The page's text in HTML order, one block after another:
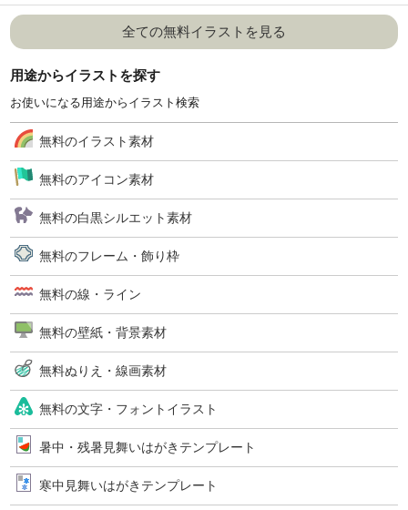
全ての無料イラストを見る
用途からイラストを探す
お使いになる用途からイラスト検索
無料のイラスト素材
無料のアイコン素材
無料の白黒シルエット素材
無料のフレーム・飾り枠
無料の線・ライン
無料の壁紙・背景素材
無料ぬりえ・線画素材
無料の文字・フォントイラスト
暑中・残暑見舞いはがきテンプレート
寒中見舞いはがきテンプレート